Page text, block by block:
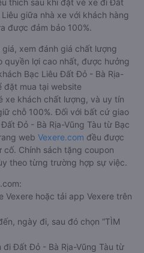
thích sau khi đặt vé xe đi Đất
giữa nhà xe với khách hàng
được đảm bảo 100%.
xem đánh giá chất lượng
quyền lợi cao nhất, được hưởng
Bạc Liêu Đất Đỏ - Bà Rịa-
đặt mua tại website
xe khách chất lượng, và uy tín
chỗ 100%. Đối với bất cứ giao
Đỏ - Bà Rịa-Vũng Tàu từ Bạc
web Vexere.com đều được
Chính sách tặng coupon
theo từng trường hợp sự việc.
Vexere hoặc tải app Vexere trên
ngày đi, sau đó chọn “TÌM
Đất Đỏ - Bà Rịa-Vũng Tàu từ